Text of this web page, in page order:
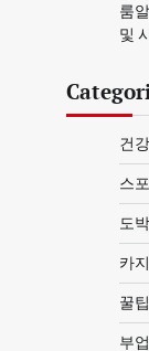
룸
및
건강
스
도박
카
꿀팁
부업